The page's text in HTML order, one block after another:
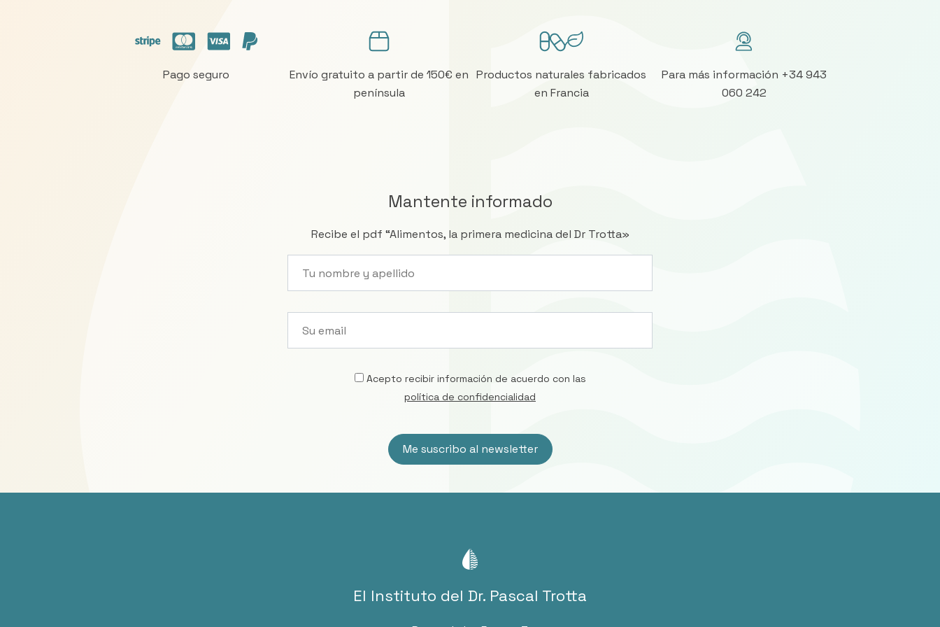
Pago seguro
Envío gratuito a partir de 150€ en
península
Productos naturales fabricados
en Francia
Para más información +34 943
060 242
Mantente informado
Recibe el pdf “Alimentos, la primera medicina del Dr Trotta»
Acepto recibir información de acuerdo con las
política de confidencialidad
El Instituto del Dr. Pascal Trotta